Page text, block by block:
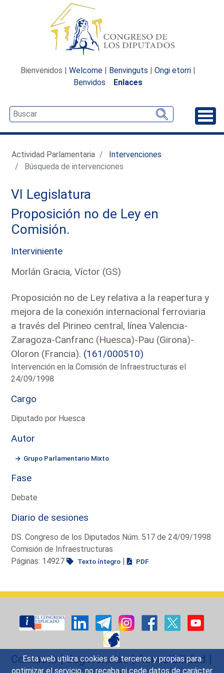
Esta web utiliza cookies de terceros y propias para
optimizar el servicio, no recaba ni cede datos de carácter
Bienvenidos | Welcome | Benvinguts | Ongi etorri |
Benvidos
Enlaces
Actividad Parlamentaria
Intervenciones
Búsqueda de intervenciones
VI Legislatura
Proposición no de Ley en
Comisión.
Interviniente
Morlán Gracia, Víctor (GS)
Proposición no de Ley relativa a la reapertura y
mejora de la conexión internacional ferroviaria
a través del Pirineo central, línea Valencia-
Zaragoza-Canfranc (Huesca)-Pau (Girona)-
Oloron (Francia). (161/000510)
Intervención en la Comisión de Infraestructuras el
24/09/1998
Cargo
Diputado por Huesca
Autor
Grupo Parlamentario Mixto
Fase
Debate
Diario de sesiones
DS. Congreso de los Diputados Núm. 517 de 24/09/1998
Comisión de Infraestructuras
Páginas: 14927
Texto íntegro | PDF
Contacto|Sugerencias|Accesibilidad |